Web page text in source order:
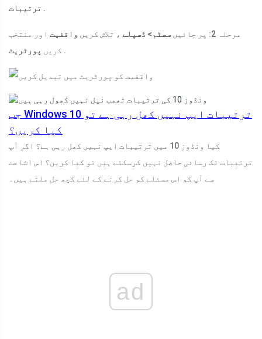
ترتیبات .
مرحلہ 2: پر جائیں سسٹم> ڈسپلے ، تلاش کریں واقفیت اور منتخب
کریں پورٹریٹ .
جب Windows 10 ترتیبات ایپ نہیں کھل رہی ہے تو
کیا کریں؟
کیا ونڈوز 10 میں ترتیبات ایپ نہیں کھل رہی ہے؟ اگر آپ
ترتیبات تک رسائی حاصل نہیں کرسکتے ہیں تو کیا کریں؟ اس اشاعت
سے آپ کو اس مسئلے کو حل کرنے کے لئے کچھ حل ملتے ہیں۔
ad